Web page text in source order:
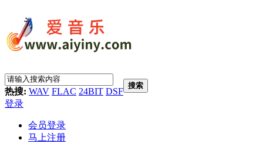
热搜: WAV FLAC 24BIT DSF
搜索
登录
会员登录
马上注册